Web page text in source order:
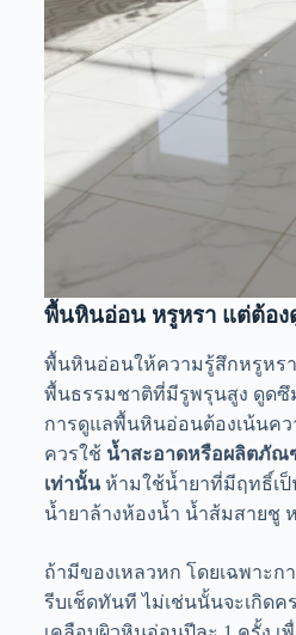
พื้นหินอ่อน หรูหรา แต่ต้อ
พื้นหินอ่อนให้ความรู้สึกหรูหรา
พื้นธรรมชาติที่มีรูพรุนสูง ดูดซึ
การดูแลพื้นหินอ่อนต้องเน้นค
ควรใช้ น้ำสะอาดหรือผลิตภัณ
เท่านั้นห้ามใช้น้ำยาที่มีฤทธิ์เป็
น้ำยาล้างห้องน้ำ น้ำส้มสายชู
ถ้ามีของเหลวหก โดยเฉพาะก
รีบเช็ดทันที ไม่เช่นนั้นจะเกิดค